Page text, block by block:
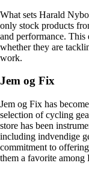
What sets Harald
only stock products
and performance. This
whether they are
work.
Jem og Fix
Jem og Fix has
selection of cycling
store has been
including indvendige
commitment to
them a favorite among